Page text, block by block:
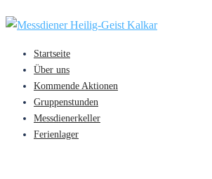
Zum
Inhalt
springenStartseite
Über uns
Kommende Aktionen
Gruppenstunden
Messdienerkeller
Ferienlager